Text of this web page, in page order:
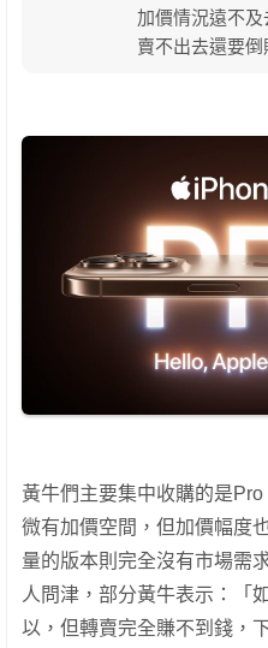
加價情況遠不
賣不出去還要倒
黃牛們主要集中收購的是
微有加價空間，但加價幅度
量的版本則完全沒有市場需
人問津，部分黃牛表示：「
以，但轉賣完全賺不到錢，